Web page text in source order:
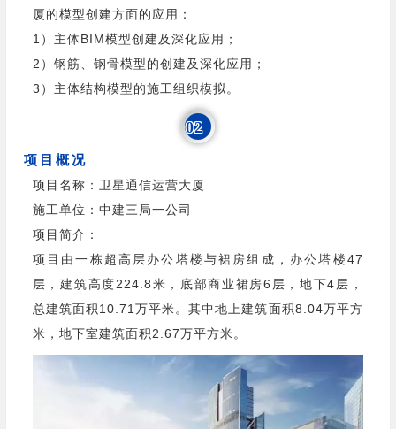
厦的模型创建方面的应用：
1）主体BIM模型创建及深化应用；
2）钢筋、钢骨模型的创建及深化应用；
3）主体结构模型的施工组织模拟。
02
项目概况
项目名称：卫星通信运营大厦
施工单位：中建三局一公司
项目简介：
项目由一栋超高层办公塔楼与裙房组成，办公塔楼47
层，建筑高度224.8米，底部商业裙房6层，地下4层，
总建筑面积10.71万平米。其中地上建筑面积8.04万平方
米，地下室建筑面积2.67万平方米。